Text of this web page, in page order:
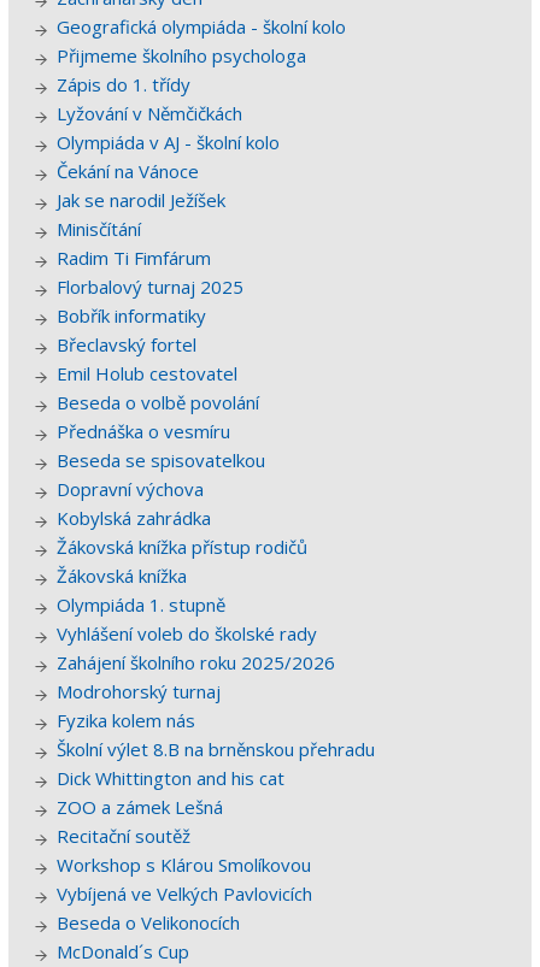
Geografická olympiáda - školní kolo
Přijmeme školního psychologa
Zápis do 1. třídy
Lyžování v Němčičkách
Olympiáda v AJ - školní kolo
Čekání na Vánoce
Jak se narodil Ježíšek
Minisčítání
Radim Ti Fimfárum
Florbalový turnaj 2025
Bobřík informatiky
Břeclavský fortel
Emil Holub cestovatel
Beseda o volbě povolání
Přednáška o vesmíru
Beseda se spisovatelkou
Dopravní výchova
Kobylská zahrádka
Žákovská knížka přístup rodičů
Žákovská knížka
Olympiáda 1. stupně
Vyhlášení voleb do školské rady
Zahájení školního roku 2025/2026
Modrohorský turnaj
Fyzika kolem nás
Školní výlet 8.B na brněnskou přehradu
Dick Whittington and his cat
ZOO a zámek Lešná
Recitační soutěž
Workshop s Klárou Smolíkovou
Vybíjená ve Velkých Pavlovicích
Beseda o Velikonocích
McDonald´s Cup